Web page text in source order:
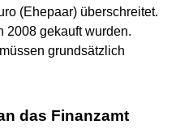
(Ehepaar) überschreitet.
2008 gekauft wurden.
grundsätzlich
das Finanzamt